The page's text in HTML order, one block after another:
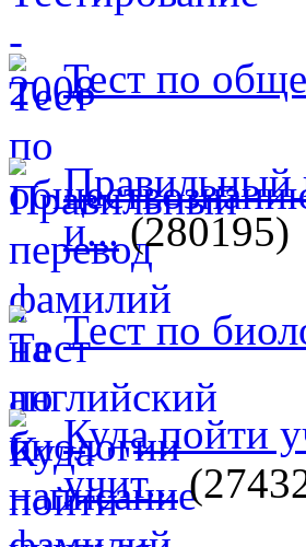
Тест по
Правильный
и...(280195)
Тест по
Куда пойти
учит...